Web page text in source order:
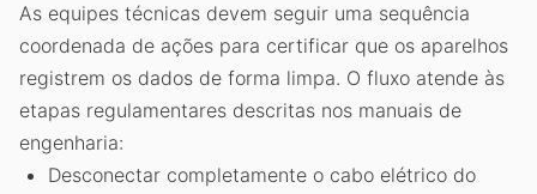
As equipes técnicas devem seguir uma sequência
coordenada de ações para certificar que os aparelhos
registrem os dados de forma limpa. O fluxo atende às
etapas regulamentares descritas nos manuais de
engenharia:
Desconectar completamente o cabo elétrico do